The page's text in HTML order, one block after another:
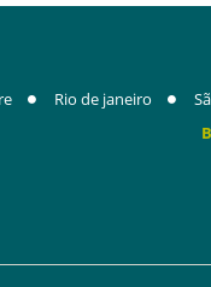
Rio de janeiro